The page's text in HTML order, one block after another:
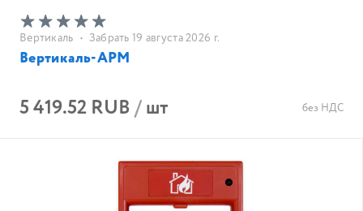
Вертикаль • Забрать 19 августа 2026 г.
Вертикаль-АРМ
5 419.52 RUB/шт без НДС